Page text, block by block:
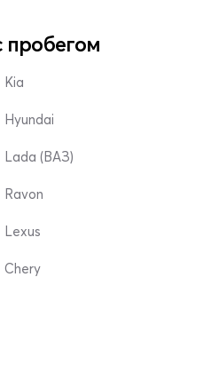
пробегом
Kia
Hyundai
Lada (ВАЗ)
Ravon
Lexus
Chery